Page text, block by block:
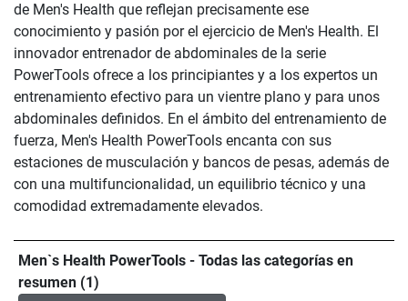
de Men's Health que reflejan precisamente ese
conocimiento y pasión por el ejercicio de Men's Health. El
innovador entrenador de abdominales de la serie
PowerTools ofrece a los principiantes y a los expertos un
entrenamiento efectivo para un vientre plano y para unos
abdominales definidos. En el ámbito del entrenamiento de
fuerza, Men's Health PowerTools encanta con sus
estaciones de musculación y bancos de pesas, además de
con una multifuncionalidad, un equilibrio técnico y una
comodidad extremadamente elevados.
Men`s Health PowerTools - Todas las categorías en
resumen (1)